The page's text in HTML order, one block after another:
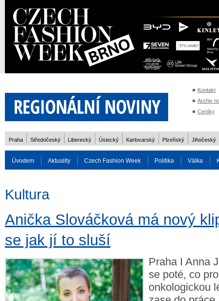
Kontakt
Archiv
Ceníky
Praha Středočeský Liberecký Ústecký Karlovarský Plzeňský Jihočeský
Úvodem Aktuality Czech Fashion Week Politika Válka
Kultura
Anička Slováčková má nový
se jak jí to sluší
Praha I Anna
se poté, co
onkologickou